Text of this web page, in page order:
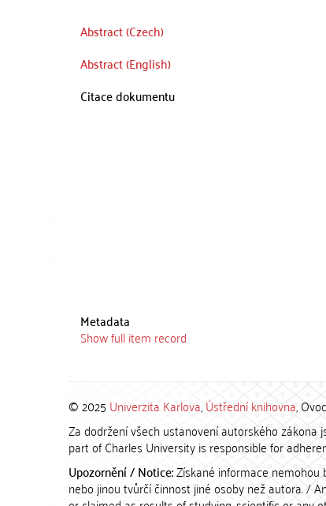
Abstract (Czech)
Abstract (English)
Citace dokumentu
Metadata
Show full item record
© 2025 Univerzita Karlova,Ústřední knihovna,
Za dodržení všech ustanovení autorského
part of Charles University is responsible for
Upozornění / Notice:Získané informace
nebo jinou tvůrčí činnost jiné osoby než autora. /